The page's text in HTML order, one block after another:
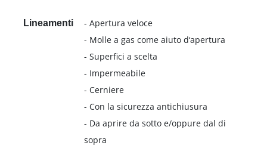
Lineamenti
- Apertura veloce
- Molle a gas come aiuto d‘apertura
- Superfici a scelta
- Impermeabile
- Cerniere
- Con la sicurezza antichiusura
- Da aprire da sotto e/oppure dal di
sopra